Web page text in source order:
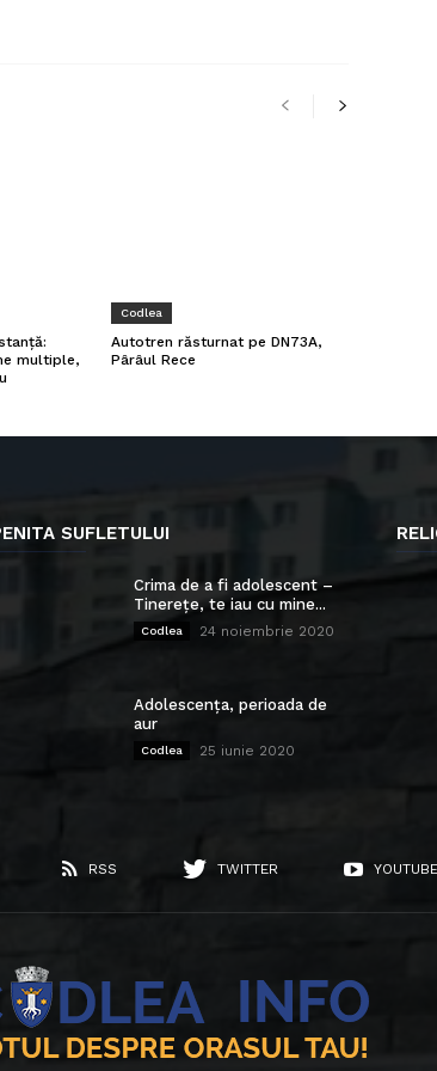
multiple,
Codlea
Autotren răsturnat pe DN73A,
Pârâul Rece
SUFLETULUI
Crima de a fi adolescent –
Tinerețe, te iau cu mine...
Codlea 24 noiembrie 2020
Adolescența, perioada de
aur
Codlea 25 iunie 2020
RSS TWITTER YOUTUBE